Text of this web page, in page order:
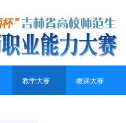
教学大赛 微课大赛